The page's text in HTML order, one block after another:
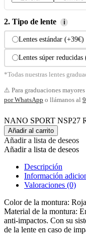
2. Tipo de lente ℹ
Lentes estándar (+39€)
Lentes súper reducidas
*Todas nuestras lentes
⚠️ Para graduaciones
por WhatsApp o llámanos al
NANO SPORT NSP27
Añadir al carrito
Añadir a lista de deseos
Añadir a lista de deseos
Descripción
Información
Valoraciones (0)
Color de la montura: Roja
Material de la montura:
anti-impactos. Con su
de la lente en caso de